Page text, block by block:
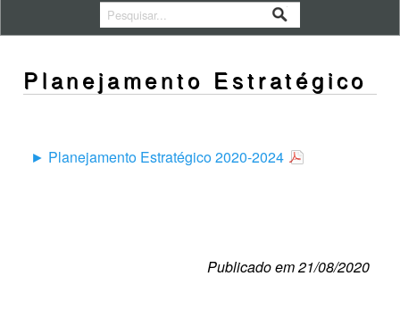
Planejamento Estratégico
► Planejamento Estratégico 2020-2024
Publicado em 21/08/2020